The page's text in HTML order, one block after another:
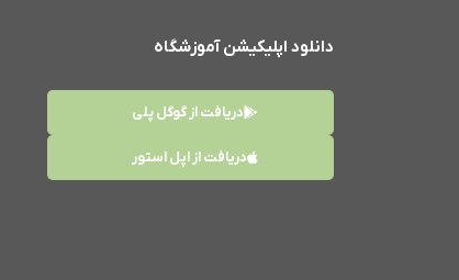
دانلود اپلیکیشن آموزشگاه
دریافت از گوگل پلی
دریافت از اپل استور